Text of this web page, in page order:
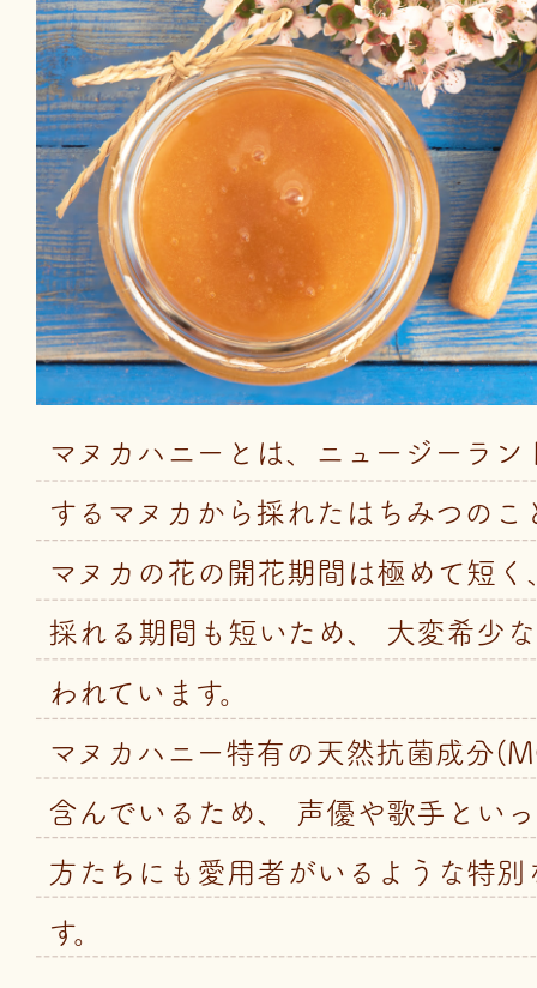
マヌカハニーとは、ニュージーラン
するマヌカから採れたはちみつのこ
マヌカの花の開花期間は極めて短く
採れる期間も短いため、 大変希少
われています。
マヌカハニー特有の天然抗菌成分
含んでいるため、 声優や歌手とい
方たちにも愛用者がいるような特別
す。